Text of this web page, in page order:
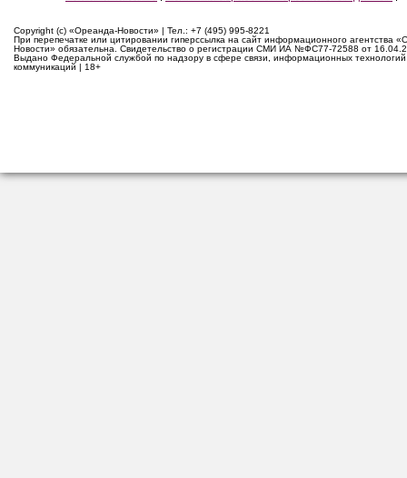
Copyright (c) «Ореанда-Новости» | Тел.: +7 (495) 995-8221
При перепечатке или цитировании гиперссылка на сайт информационного агентства
Новости» обязательна. Свидетельство о регистрации СМИ ИА №ФС77-72588 от
Выдано Федеральной службой по надзору в сфере связи, информационных
коммуникаций | 18+